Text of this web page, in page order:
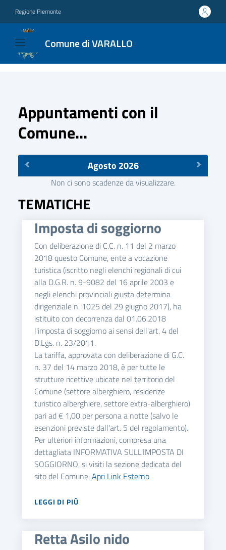
Regione Piemonte
Comune di VARALLO
Appuntamenti con il
Comune...
Agosto 2026
Non ci sono scadenze da visualizzare.
TEMATICHE
Imposta di soggiorno
Con deliberazione di C.C. n. 11 del 2 marzo
2018 questo Comune, ente a vocazione
turistica (iscritto negli elenchi regionali di cui
alla D.G.R. n. 9-9082 del 16 aprile 2003 e
negli elenchi provinciali giusta determina
dirigenziale n. 1025 del 29 giugno 2017), ha
istituito con decorrenza dal 01.06.2018
l'imposta di soggiorno ai sensi dell'art. 4 del
D.Lgs. n. 23/2011.
La tariffa, approvata con deliberazione di G.C.
n. 37 del 14 marzo 2018, è per tutte le
strutture ricettive ubicate nel territorio del
Comune (settore alberghiero, residenze
turistico alberghiere, settore extra-alberghiero)
pari ad € 1,00 per persona a notte (salvo le
esenzioni previste dall'art. 5 del regolamento).
Per ulteriori informazioni, compresa una
dettagliata INFORMATIVA SULL'IMPOSTA DI
SOGGIORNO, si visiti la sezione dedicata del
sito del Comune:Apri Link Esterno
LEGGI DI PIÙ
Retta Asilo nido